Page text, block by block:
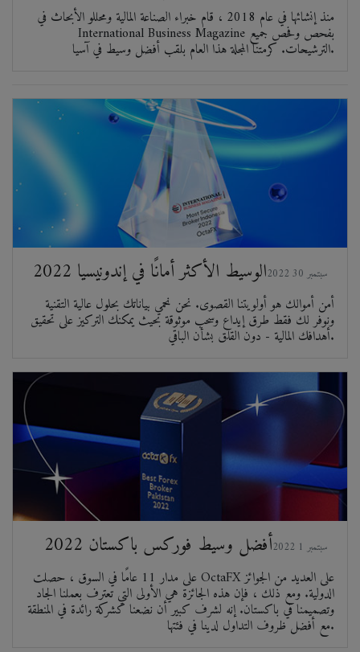
منذ إنشائها في عام 2018 ، قام خبراء الصناعة المالية ومحللو الأبحاث في
International Business Magazine بفحص وفحص جميع
الترشيحات. كرمتنا المجلة هذا العام بلقب أفضل وسيط في آسيا.
الوسيط الأكثر أمانًا في إندونيسيا 2022
أمن أموالك هو أولويتنا القصوى. نحن نحمي بياناتك بحلول عالية التقنية
ونوفر لك فقط طرق إيداع وسحب موثوقة بحيث يمكنك التركيز على تحقيق
أهدافك المالية - دون القلق بشأن الباقي.
أفضل وسيط فوركس باكستان 2022
على مدار 11 عامًا في السوق ، حصلت OctaFX على العديد من الجوائز
الدولية. ومع ذلك ، فإن هذه الجائزة هي الأولى التي تعترف بعملنا الجاد
وتصميمنا في باكستان. إنه لشرف كبير أن نضعنا كشركة رائدة في المنطقة
مع أفضل ظروف التداول لدينا في فئتها.